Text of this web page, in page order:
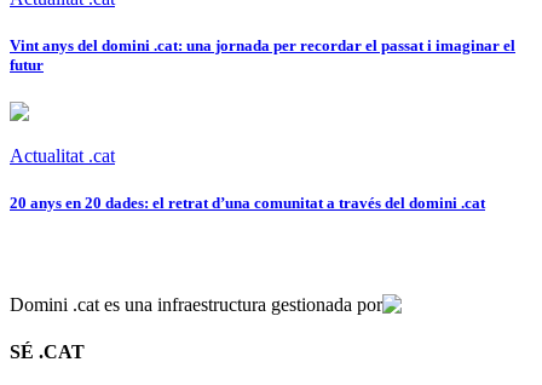
Vint anys del domini .cat: una jornada per recordar el passat i imaginar el
futur
Actualitat .cat
20 anys en 20 dades: el retrat d’una comunitat a través del domini .cat
Domini .cat es una infraestructura gestionada por
SÉ .CAT